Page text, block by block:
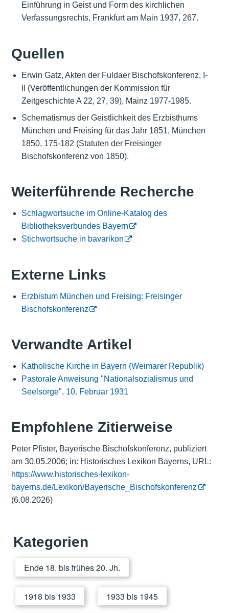
Einführung in Geist und Form des kirchlichen
Verfassungsrechts, Frankfurt am Main 1937, 267.
Quellen
Erwin Gatz, Akten der Fuldaer Bischofskonferenz, I-
II (Veröffentlichungen der Kommission für
Zeitgeschichte A 22, 27, 39), Mainz 1977-1985.
Schematismus der Geistlichkeit des Erzbisthums
München und Freising für das Jahr 1851, München
1850, 175-182 (Statuten der Freisinger
Bischofskonferenz von 1850).
Weiterführende Recherche
Schlagwortsuche im Online-Katalog des
Bibliotheksverbundes Bayern
Stichwortsuche in bavarikon
Externe Links
Erzbistum München und Freising: Freisinger
Bischofskonferenz
Verwandte Artikel
Katholische Kirche in Bayern (Weimarer Republik)
Pastorale Anweisung "Nationalsozialismus und
Seelsorge", 10. Februar 1931
Empfohlene Zitierweise
Peter Pfister, Bayerische Bischofskonferenz, publiziert
am 30.05.2006; in: Historisches Lexikon Bayerns, URL:
https://www.historisches-lexikon-
bayerns.de/Lexikon/Bayerische_Bischofskonferenz
(6.08.2026)
Kategorien
Ende 18. bis frühes 20. Jh.
1918 bis 1933 1933 bis 1945